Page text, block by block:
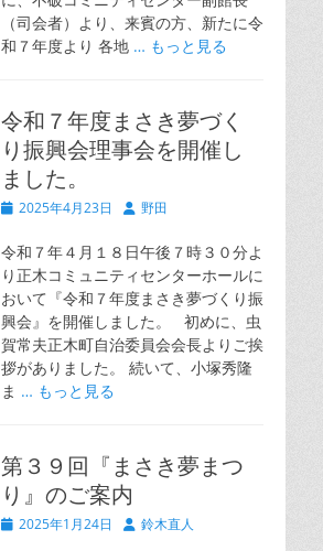
（司会者）より、来賓の方、新たに令
和７年度より 各地 … もっと見る
令和７年度まさき夢づく
り振興会理事会を開催し
ました。
投
日
2025年4月23日
投
者
野田
令和７年４月１８日午後７時３０分よ
り正木コミュニティセンターホールに
おいて『令和７年度まさき夢づくり振
興会』を開催しました。 初めに、虫
賀常夫正木町自治委員会会長よりご挨
拶がありました。 続いて、小塚秀隆
ま … もっと見る
第３９回『まさき夢まつ
り』のご案内
投 2025年1月24日
投 鈴木直人